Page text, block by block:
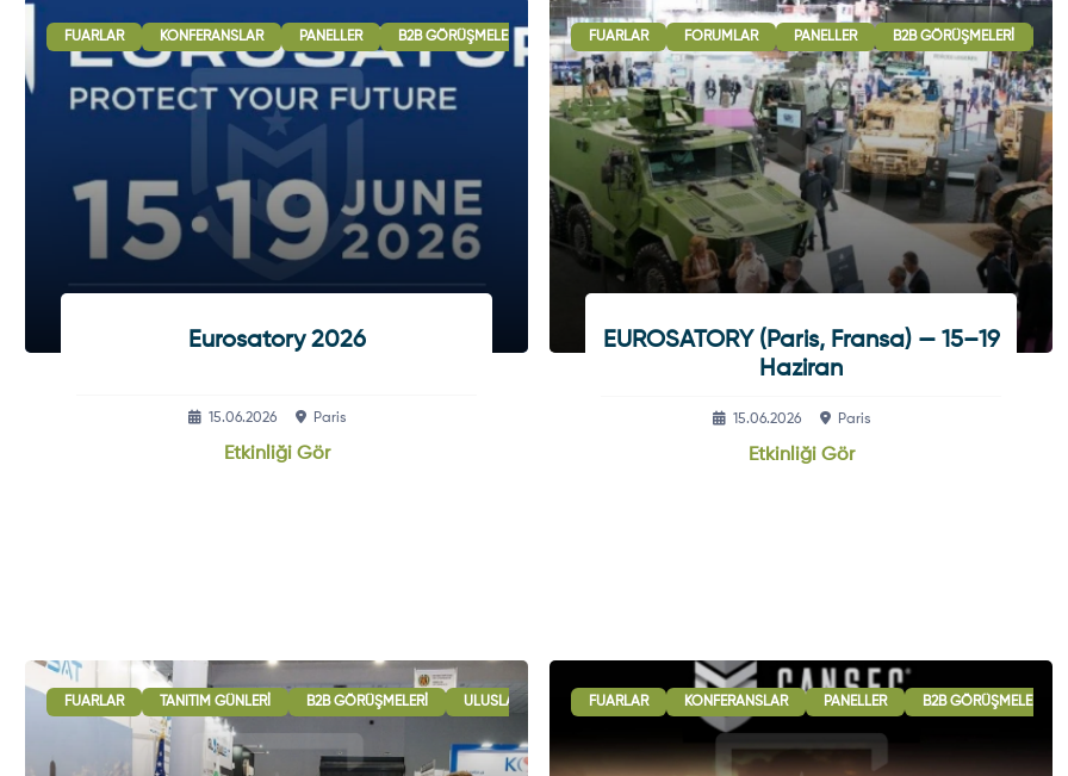
FUARLAR KONFERANSLAR PANELLER B2B GÖRÜŞMELERI
Eurosatory 2026
15.06.2026 Paris
Etkinliği Gör
FUARLAR FORUMLAR PANELLER B2B GÖRÜŞMELERI
EUROSATORY (Paris, Fransa) — 15–19
Haziran
15.06.2026 Paris
Etkinliği Gör
FUARLAR TANITIM GÜNLERI B2B GÖRÜŞMELERI ULUSLARARASI İŞBIRLIĞI OTURUMLARI SERGI - GÖSTERI
FUARLAR KONFERANSLAR PANELLER B2B GÖRÜŞMELERI